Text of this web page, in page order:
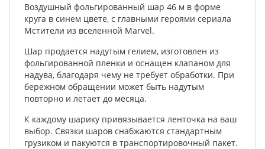
Воздушный фольгированный шар 46 м в форме
круга в синем цвете, с главными героями сериала
Мстители из вселенной Marvel.
Шар продается надутым гелием, изготовлен из
фольгированной пленки и оснащен клапаном для
надува, благодаря чему не требует обработки. При
бережном обращении может быть надутым
повторно и летает до месяца.
К каждому шарику привязывается ленточка на ваш
выбор. Связки шаров снабжаются стандартным
грузиком и пакуются в транспортировочный пакет.